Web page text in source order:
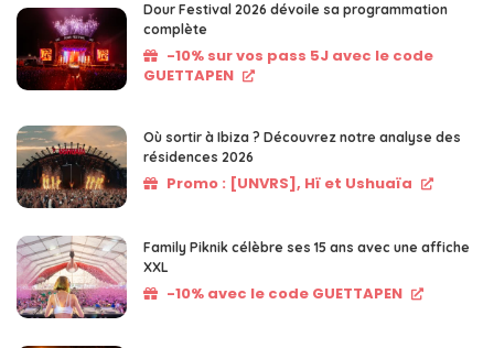
Dour Festival 2026 dévoile sa programmation
complète
-10% sur vos pass 5J avec le code
GUETTAPEN
Où sortir à Ibiza ? Découvrez notre analyse des
résidences 2026
Promo : [UNVRS], Hï et Ushuaïa
Family Piknik célèbre ses 15 ans avec une affiche
XXL
-10% avec le code GUETTAPEN